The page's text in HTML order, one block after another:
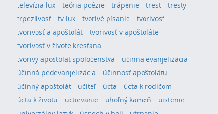
televízia lux
teória poézie trápenie trest
tresty
trpezlivosť
tv lux tvorivé písanie
tvorivosť
tvorivosť a apoštolát
tvorivosť v apoštoláte
tvorivosť v živote kresťana
tvorivý apoštolát spoločenstva
účinná evanjelizácia
účinná pedevanjelizácia
účinnosť apoštolátu
účinný apoštolát
učiteľ úcta
úcta k rodičom
úcta k životu
uctievanie uhoľný kameň
uistenie